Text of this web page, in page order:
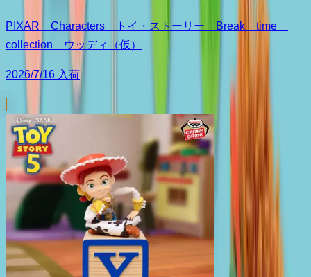
PIXAR Characters トイ・ストーリー Break time
collection ウッディ（仮）
2026/7/16 入荷